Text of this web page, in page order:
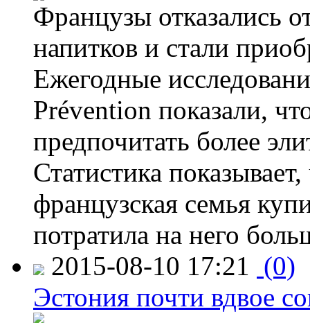
Французы отказались
напитков и стали
Ежегодные
Prévention показали,
предпочитать более
Статистика
французская семья
потратила на него
2015-08-10 17:21 (0)
Эстония почти вдвое